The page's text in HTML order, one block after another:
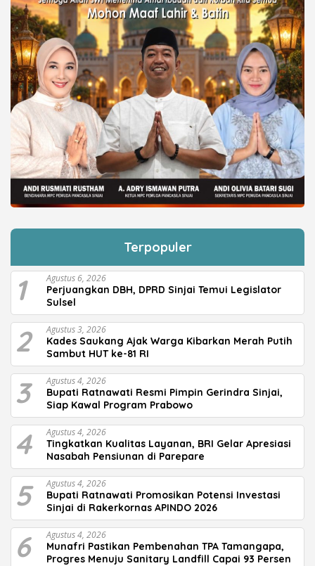
Terpopuler
1 Agustus 6, 2026
Perjuangkan DBH, DPRD Sinjai Temui Legislator
Sulsel
2 Agustus 3, 2026
Kades Saukang Ajak Warga Kibarkan Merah Putih
Sambut HUT ke-81 RI
3 Agustus 4, 2026
Bupati Ratnawati Resmi Pimpin Gerindra Sinjai,
Siap Kawal Program Prabowo
4 Agustus 4, 2026
Tingkatkan Kualitas Layanan, BRI Gelar Apresiasi
Nasabah Pensiunan di Parepare
5 Agustus 4, 2026
Bupati Ratnawati Promosikan Potensi Investasi
Sinjai di Rakerkornas APINDO 2026
6 Agustus 4, 2026
Munafri Pastikan Pembenahan TPA Tamangapa,
Progres Menuju Sanitary Landfill Capai 93 Persen